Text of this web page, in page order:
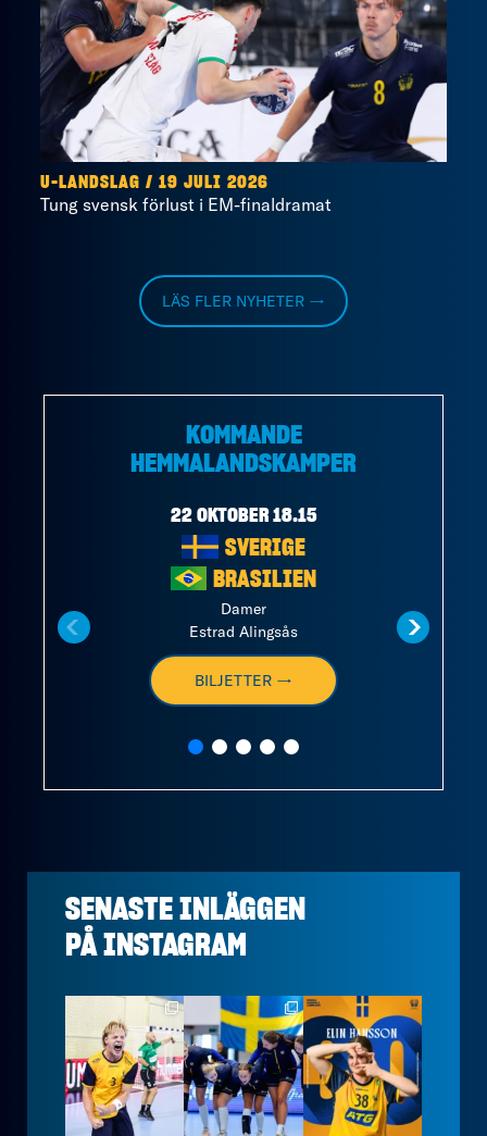
U-LANDSLAG / 19 JULI 2026
Tung svensk förlust i EM-finaldramat
LÄS FLER NYHETER →
KOMMANDE
HEMMALANDSKAMPER
22 OKTOBER 18.15
SVERIGE
BRASILIEN
Damer
Estrad Alingsås
BILJETTER →
SENASTE INLÄGGEN
PÅINSTAGRAM
handbollslandslaget
Aug 7
handbollslandslaget
Aug 7
handbollslandslaget
Aug 7